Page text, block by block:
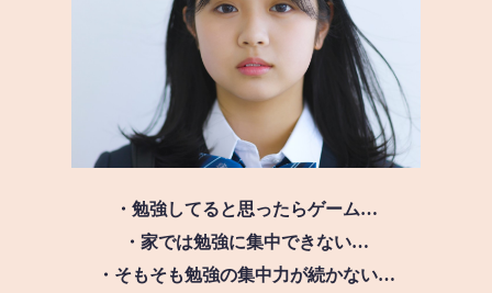
・勉強してると思ったらゲーム…
・家では勉強に集中できない…
・そもそも勉強の集中力が続かない…